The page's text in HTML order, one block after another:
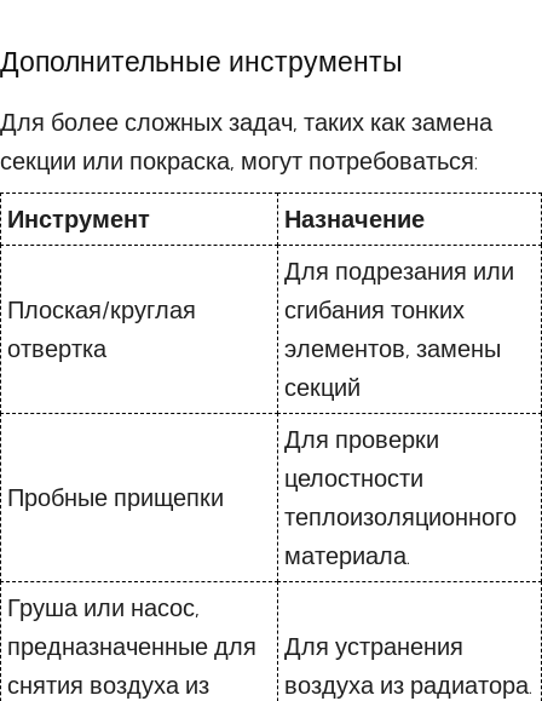
Дополнительные инструменты
Для более сложных задач, таких как замена
секции или покраска, могут потребоваться:
Инструмент
Назначение
Плоская/круглая
отвертка
Для подрезания или
сгибания тонких
элементов, замены
секций
Пробные прищепки
Для проверки
целостности
теплоизоляционного
материала.
Груша или насос,
предназначенные для
снятия воздуха из
Для устранения
воздуха из радиатора.